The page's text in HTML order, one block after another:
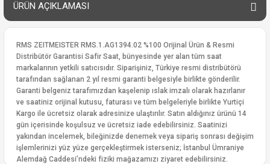
ÜRÜN AÇIKLAMASI
RMS ZEITMEISTER RMS.1.AG1394.02 %100 Orijinal Ürün & Resmi
Distribütör Garantisi Safir Saat, bünyesinde yer alan tüm saat
markalarının yetkili satıcısıdır. Siparişiniz, Türkiye resmi distribütörü
tarafından sağlanan 2 yıl resmi garanti belgesiyle birlikte gönderilir.
Garanti belgeniz tarafımızdan kaşelenip ıslak imzalı olarak hazırlanır
ve saatiniz orijinal kutusu, faturası ve tüm belgeleriyle birlikte Yurtiçi
Kargo ile ücretsiz olarak adresinize ulaştırılır. Satın aldığınız ürünü 14
gün içerisinde koşulsuz ve ücretsiz iade edebilirsiniz. Saatinizi
yakından incelemek, bileğinizde denemek veya sipariş sonrası değişim
işlemlerinizi yüz yüze gerçekleştirmek isterseniz; İstanbul Ümraniye
Alemdağ Caddesi’ndeki fiziki mağazamızı ziyaret edebilirsiniz.